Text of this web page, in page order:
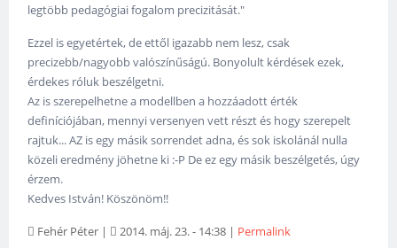
legtöbb pedagógiai fogalom precizitását."
Ezzel is egyetértek, de ettől igazabb nem lesz, csak
precizebb/nagyobb valószínűságú. Bonyolult kérdések ezek,
érdekes róluk beszélgetni.
Az is szerepelhetne a modellben a hozzáadott érték
definíciójában, mennyi versenyen vett részt és hogy szerepelt
rajtuk... AZ is egy másik sorrendet adna, és sok iskolánál nulla
közeli eredmény jöhetne ki :-P De ez egy másik beszélgetés, úgy
érzem.
Kedves István! Köszönöm!!
Fehér Péter | 2014. máj. 23. - 14:38 | Permalink